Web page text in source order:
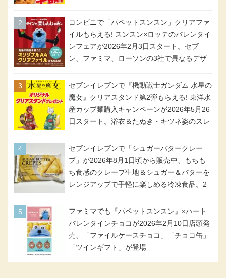
アメリカンドッグが税抜き69円!
コンビニで「パペットスンスン」クリアファ
イルもらえる! スンスン×ロッテのバレンタイ
ンフェアが2026年2月3日スタート。セブ
ン、ファミマ、ローソンの3社で異なるデザ
セブンイレブンで『機動戦士ガンダム 水星の
魔女』クリアスタンド第2弾もらえる! 東洋水
産カップ麺購入キャンペーンが2026年5月26
日スタート。浴衣＆たぬき・キツネ姿のスレ
号・5号) / シャディクが全6種のクリアスタ
ンドになって登場!
セブンイレブンで「シュガーバタークレー
プ」が2026年8月1日頃から販売中、もちも
ち食感のクレープ生地＆シュガー＆バターを
レンジアップで手軽に楽しめる冷凍食品。2
ファミマでも『パペットスンスン』×ハート
バレンタインチョコが2026年2月10日店頭発
売、「ファイルケースチョコ」「チョコ缶」
「ツインギフト」が登場